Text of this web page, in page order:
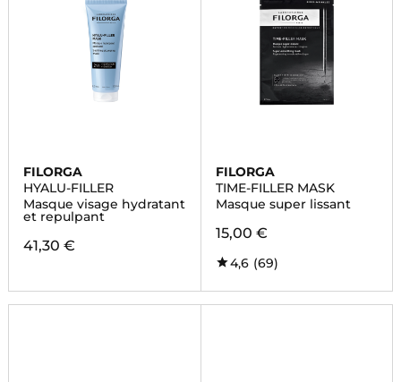
FILORGA
HYALU-FILLER
Masque visage hydratant
et repulpant
41,30 €
FILORGA
TIME-FILLER MASK
Masque super lissant
15,00 €
4,6 (69)